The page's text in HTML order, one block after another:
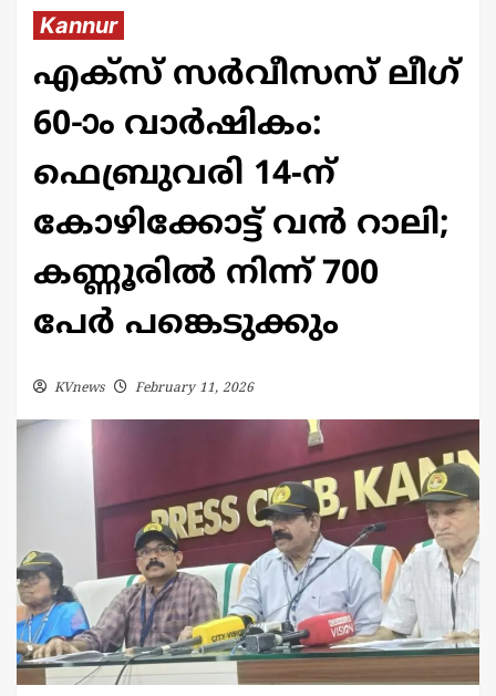
Kannur
എക്സ് സർവീസസ് ലീഗ്
60-ാം വാർഷികം:
ഫെബ്രുവരി 14-ന്
കോഴിക്കോട്ട് വൻ റാലി;
കണ്ണൂരിൽ നിന്ന് 700
പേർ പങ്കെടുക്കും
KVnews February 11, 2026